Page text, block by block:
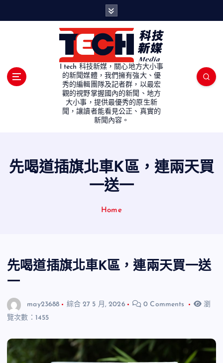
I tech 科技新媒，關心地方大小事
的新聞媒體，我們擁有強大、優
秀的編輯團隊及記者群，以最宏
觀的視野掌握國內的新聞、地方
大小事，提供最優秀的原生新
聞，讓讀者能看見公正、真實的
新聞內容。
先喝道插旗北車K區，連兩天買
一送一
Home
先喝道插旗北車K區，連兩天買一送
一
may23688 綜合 27 5 月, 2026 0 Comments
瀏
覽次數：1455